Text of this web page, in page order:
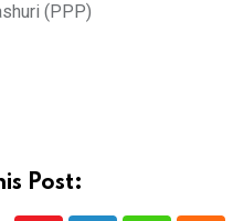
(PPP)
Post: